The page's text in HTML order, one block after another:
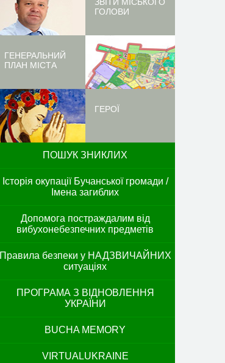
ГОЛОВИ
ГЕНЕРАЛЬНИЙ
ПЛАН МІСТА
ГЕРОЇ
ПОШУК ЗНИКЛИХ
Історія окупації Бучанської громади /
Імена загиблих
Допомога постраждалим від
вибухонебезпечних предметів
Правила безпеки у НАДЗВИЧАЙНИХ
ситуаціях
ПРОГРАМА З ВІДНОВЛЕННЯ
УКРАЇНИ
BUCHA MEMORY
VIRTUALUKRAINE